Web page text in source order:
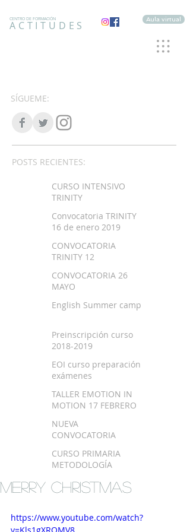
CENTRO DE FORMACIÓN
ACTITUDES Aula virtual
SÍGUEME:
POSTS RECIENTES:
CURSO INTENSIVO
TRINITY
Convocatoria TRINITY
16 de enero 2019
CONVOCATORIA
TRINITY 12
CONVOCATORIA 26
MAYO
English Summer camp
Preinscripción curso
2018-2019
EOI curso preparación
exámenes
TALLER EMOTION IN
MOTION 17 FEBRERO
NUEVA
CONVOCATORIA
CURSO PRIMARIA
METODOLOGÍA
BILBAO
MERRY CHRISTMAS
https://www.youtube.com/watch?